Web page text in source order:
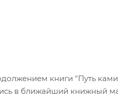
книги "Путь
в ближайший книжный